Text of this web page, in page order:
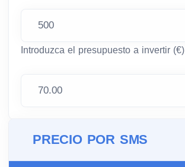
Introduzca el presupuesto a invertir (€)
PRECIO POR SMS